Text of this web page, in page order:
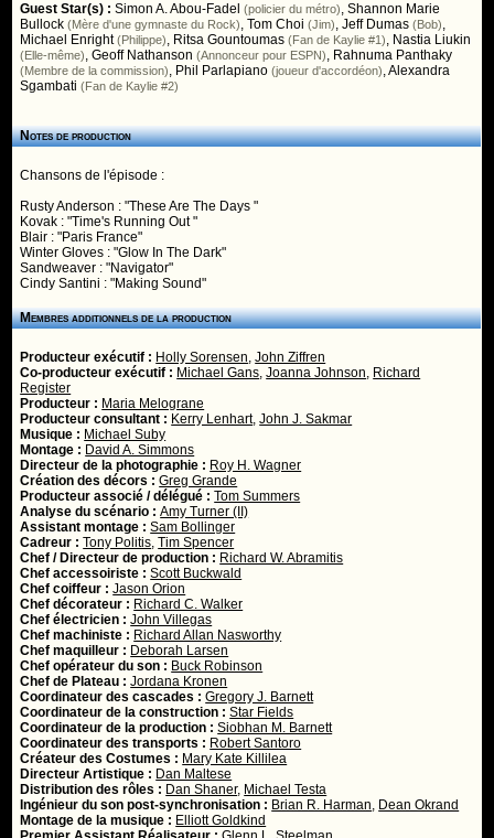
Guest Star(s) :Simon A. Abou-Fadel (policier du métro),Shannon Marie
Bullock (Mère d'une gymnaste du Rock),Tom Choi (Jim),Jeff Dumas (Bob),
Michael Enright (Philippe), Ritsa Gountoumas (Fan de Kaylie #1), Nastia Liukin
(Elle-même),Geoff Nathanson (Annonceur pour ESPN), Rahnuma Panthaky
(Membre de la commission), Phil Parlapiano (joueur d'accordéon),Alexandra
Sgambati (Fan de Kaylie #2)
Notes de production
Chansons de l'épisode :
Rusty Anderson : "These Are The Days "
Kovak : "Time's Running Out "
Blair : "Paris France"
Winter Gloves : "Glow In The Dark"
Sandweaver : "Navigator"
Cindy Santini : "Making Sound"
Membres additionnels de la production
Producteur exécutif : Holly Sorensen,John Ziffren
Co-producteur exécutif : Michael Gans,Joanna Johnson, Richard
Register
Producteur : Maria Melograne
Producteur consultant : Kerry Lenhart,John J. Sakmar
Musique : Michael Suby
Montage : David A. Simmons
Directeur de la photographie : Roy H. Wagner
Création des décors :Greg Grande
Producteur associé / délégué :Tom Summers
Analyse du scénario :Amy Turner (II)
Assistant montage :Sam Bollinger
Cadreur :Tony Politis,Tim Spencer
Chef / Directeur de production : Richard W. Abramitis
Chef accessoiriste :Scott Buckwald
Chef coiffeur :Jason Orion
Chef décorateur : Richard C. Walker
Chef électricien :John Villegas
Chef machiniste : Richard Allan Nasworthy
Chef maquilleur : Deborah Larsen
Chef opérateur du son : Buck Robinson
Chef de Plateau :Jordana Kronen
Coordinateur des cascades :Gregory J. Barnett
Coordinateur de la construction :Star Fields
Coordinateur de la production :Siobhan M. Barnett
Coordinateur des transports : Robert Santoro
Créateur des Costumes : Mary Kate Killilea
Directeur Artistique : Dan Maltese
Distribution des rôles : Dan Shaner, Michael Testa
Ingénieur du son post-synchronisation : Brian R. Harman, Dean Okrand
Montage de la musique : Elliott Goldkind